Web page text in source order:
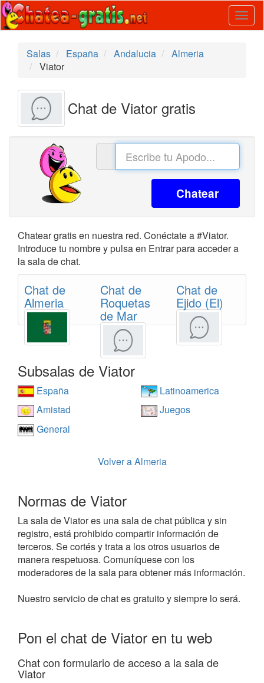
Salas
España Andalucia
Almeria
Viator
Chat de Viator gratis
Chatear
Chatear gratis en nuestra red. Conéctate a #Viator.
Introduce tu nombre y pulsa en Entrar para acceder a
la sala de chat.
Chat de
Almeria
Chat de
Roquetas
de Mar
Chat de
Ejido (El)
Subsalas de Viator
España
Latinoamerica
Amistad
Juegos
General
Volver a Almeria
Normas de Viator
La sala de Viator es una sala de chat pública y sin
registro, está prohibido compartir información de
terceros. Se cortés y trata a los otros usuarios de
manera respetuosa. Comuníquese con los
moderadores de la sala para obtener más información.
Nuestro servicio de chat es gratuito y siempre lo será.
Pon el chat de Viator en tu web
Chat con formulario de acceso a la sala de
Viator